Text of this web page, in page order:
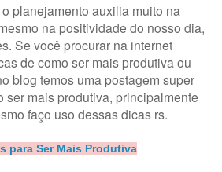
planejamento auxilia muito na
na positividade do nosso dia,
Se você procurar na internet
de como ser mais produtiva ou
blog temos uma postagem super
ser mais produtiva, principalmente
faço uso dessas dicas rs.
para Ser Mais Produtiva